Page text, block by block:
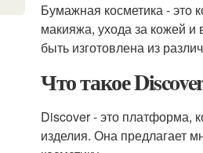
Бумажная косметика - это
макияжа, ухода за кожей и
быть изготовлена из
Что такое
Discover - это платформа,
изделия. Она предлагает